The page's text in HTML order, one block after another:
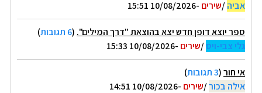
אביה/שירים -10/08/2026 15:51
ספר יוצא דופן חדש יצא בהוצאת "דרך המילים". (6 תגובות
)
גלי צבי-ויס/שירים -10/08/2026 15:33
אי חור(3 תגובות
)
אילה בכור/שירים -10/08/2026 14:51